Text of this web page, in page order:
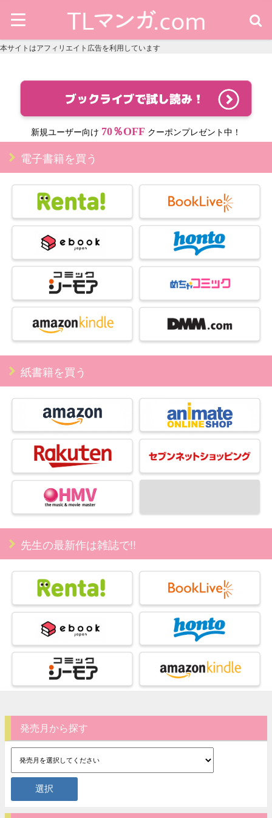
本サイトはアフィリエイト広告を利用しています
新規ユーザー向け 70％OFF クーポンプレゼント中！
電子書籍を買う
紙書籍を買う
先生の最新作は雑誌で!!
発売月から探す